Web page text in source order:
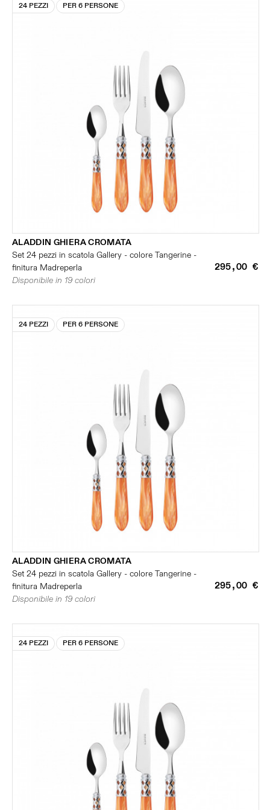
24 PEZZI PER 6 PERSONE
ALADDIN GHIERA CROMATA
Set 24 pezzi in scatola Gallery - colore Tangerine -
finitura Madreperla
295,00 €
Disponibile in 19 colori
24 PEZZI PER 6 PERSONE
ALADDIN GHIERA CROMATA
Set 24 pezzi in scatola Gallery - colore Tangerine -
finitura Madreperla
295,00 €
Disponibile in 19 colori
24 PEZZI PER 6 PERSONE